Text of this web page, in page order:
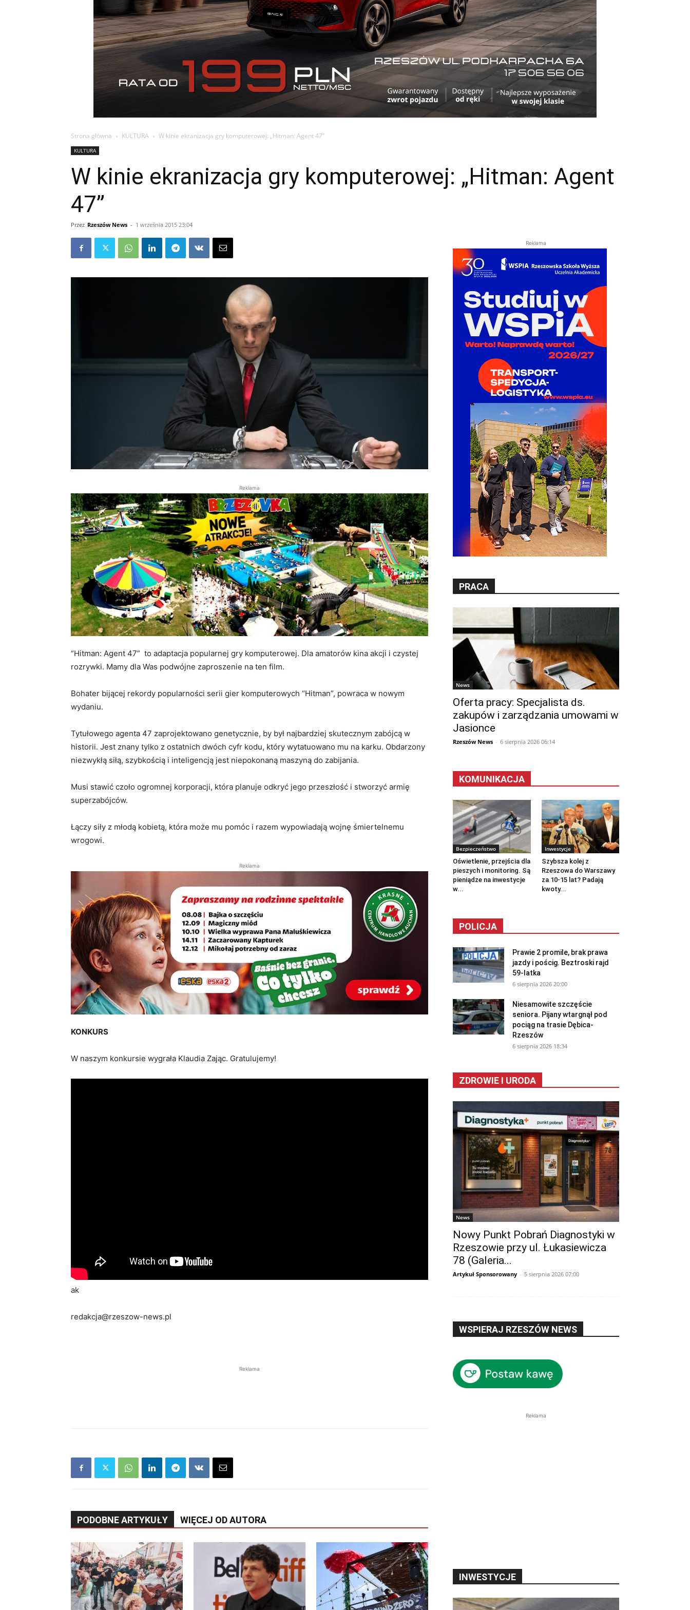
Strona główna KULTURA W kinie ekranizacja gry komputerowej: „Hitman: Agent 47”
KULTURA
W kinie ekranizacja gry komputerowej: „Hitman: Agent
47”
Przez Rzeszów News - 1 września 2015 23:04
Reklama
“Hitman: Agent 47” to adaptacja popularnej gry komputerowej. Dla amatorów kina akcji i czystej
rozrywki. Mamy dla Was podwójne zaproszenie na ten film.
Bohater bijącej rekordy popularności serii gier komputerowych “Hitman”, powraca w nowym
wydaniu.
Tytułowego agenta 47 zaprojektowano genetycznie, by był najbardziej skutecznym zabójcą w
historii. Jest znany tylko z ostatnich dwóch cyfr kodu, który wytatuowano mu na karku. Obdarzony
niezwykłą siłą, szybkością i inteligencją jest niepokonaną maszyną do zabijania.
Musi stawić czoło ogromnej korporacji, która planuje odkryć jego przeszłość i stworzyć armię
superzabójców.
Łączy siły z młodą kobietą, która może mu pomóc i razem wypowiadają wojnę śmiertelnemu
wrogowi.
Reklama
KONKURS
W naszym konkursie wygrała Klaudia Zając. Gratulujemy!
ak
redakcja@rzeszow-news.pl
Reklama
PODOBNE ARTYKUŁY WIĘCEJ OD AUTORA
Reklama
PRACA
News
Oferta pracy: Specjalista ds.
zakupów i zarządzania umowami w
Jasionce
Rzeszów News - 6 sierpnia 2026 06:14
KOMUNIKACJA
Bezpieczeństwo
Oświetlenie, przejścia dla
pieszych i monitoring. Są
pieniądze na inwestycje
w...
Inwestycje
Szybsza kolej z
Rzeszowa do Warszawy
za 10-15 lat? Padają
kwoty...
POLICJA
Prawie 2 promile, brak prawa
jazdy i pościg. Beztroski rajd
59-latka
6 sierpnia 2026 20:00
Niesamowite szczęście
seniora. Pijany wtargnął pod
pociąg na trasie Dębica-
Rzeszów
6 sierpnia 2026 18:34
ZDROWIE I URODA
News
Nowy Punkt Pobrań Diagnostyki w
Rzeszowie przy ul. Łukasiewicza
78 (Galeria...
Artykuł Sponsorowany - 5 sierpnia 2026 07:00
WSPIERAJ RZESZÓW NEWS
Reklama
INWESTYCJE